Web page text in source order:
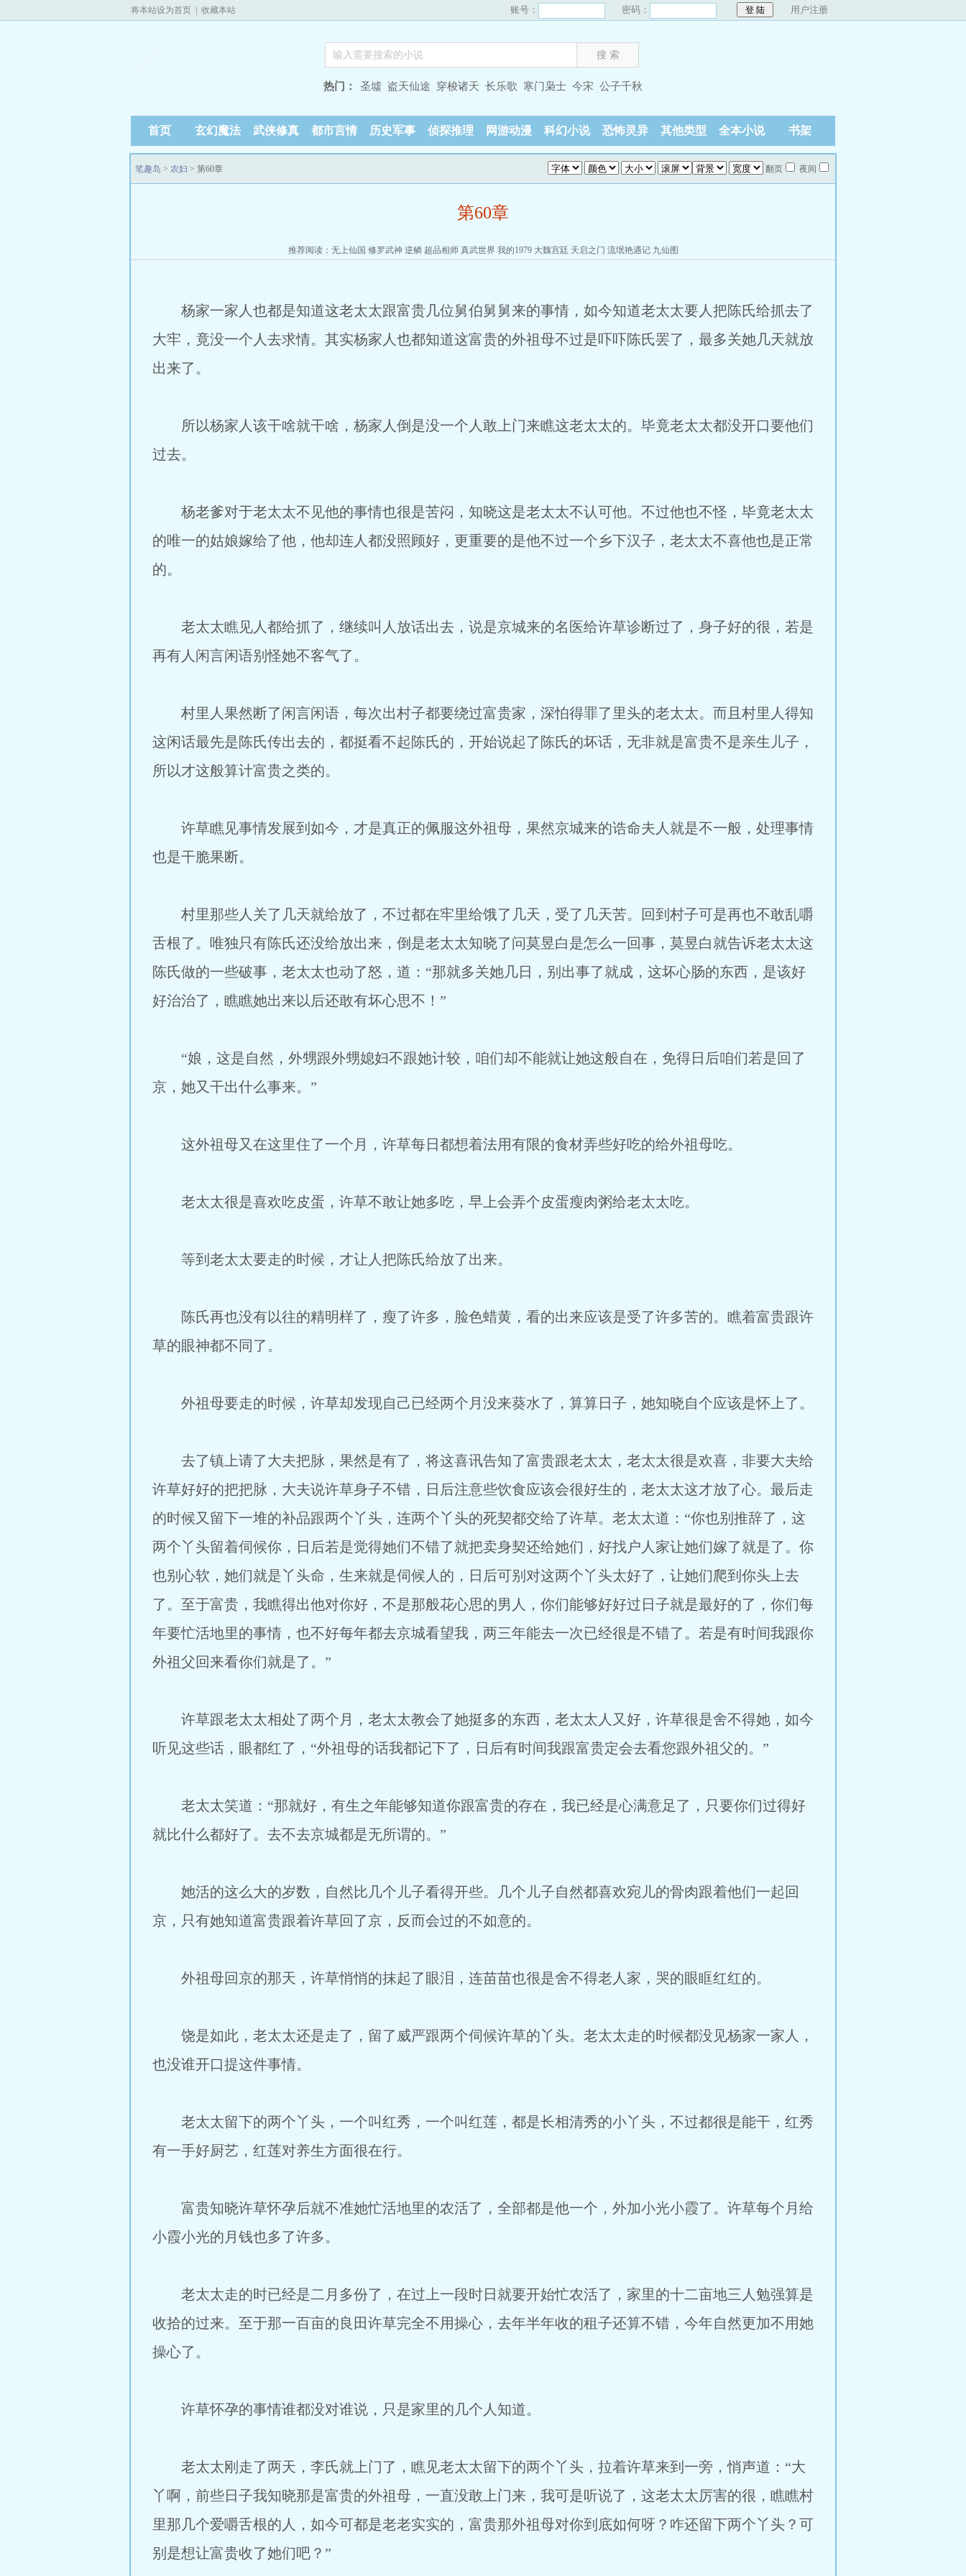
将本站设为首页 收藏本站 账号： 密码： 用户注册
热门： 圣墟 盗天仙途 穿梭诸天 长乐歌 寒门枭士 今宋 公子千秋
首页 玄幻魔法 武侠修真 都市言情 历史军事 侦探推理 网游动漫 科幻小说 恐怖灵异 其他类型 全本小说 书架
笔趣岛 > 农妇 > 第60章 翻页 夜间
第60章
推荐阅读： 无上仙国 修罗武神 逆鳞 超品相师 真武世界 我的1979 大魏宫廷 天启之门 流氓艳遇记 九仙图
杨家一家人也都是知道这老太太跟富贵几位舅伯舅舅来的事情，如今知道老太太要人把陈氏给抓去了
大牢，竟没一个人去求情。其实杨家人也都知道这富贵的外祖母不过是吓吓陈氏罢了，最多关她几天就放
出来了。
所以杨家人该干啥就干啥，杨家人倒是没一个人敢上门来瞧这老太太的。毕竟老太太都没开口要他们
过去。
杨老爹对于老太太不见他的事情也很是苦闷，知晓这是老太太不认可他。不过他也不怪，毕竟老太太
的唯一的姑娘嫁给了他，他却连人都没照顾好，更重要的是他不过一个乡下汉子，老太太不喜他也是正常
的。
老太太瞧见人都给抓了，继续叫人放话出去，说是京城来的名医给许草诊断过了，身子好的很，若是
再有人闲言闲语别怪她不客气了。
村里人果然断了闲言闲语，每次出村子都要绕过富贵家，深怕得罪了里头的老太太。而且村里人得知
这闲话最先是陈氏传出去的，都挺看不起陈氏的，开始说起了陈氏的坏话，无非就是富贵不是亲生儿子，
所以才这般算计富贵之类的。
许草瞧见事情发展到如今，才是真正的佩服这外祖母，果然京城来的诰命夫人就是不一般，处理事情
也是干脆果断。
村里那些人关了几天就给放了，不过都在牢里给饿了几天，受了几天苦。回到村子可是再也不敢乱嚼
舌根了。唯独只有陈氏还没给放出来，倒是老太太知晓了问莫昱白是怎么一回事，莫昱白就告诉老太太这
陈氏做的一些破事，老太太也动了怒，道：“那就多关她几日，别出事了就成，这坏心肠的东西，是该好
好治治了，瞧瞧她出来以后还敢有坏心思不！”
“娘，这是自然，外甥跟外甥媳妇不跟她计较，咱们却不能就让她这般自在，免得日后咱们若是回了
京，她又干出什么事来。”
这外祖母又在这里住了一个月，许草每日都想着法用有限的食材弄些好吃的给外祖母吃。
老太太很是喜欢吃皮蛋，许草不敢让她多吃，早上会弄个皮蛋瘦肉粥给老太太吃。
等到老太太要走的时候，才让人把陈氏给放了出来。
陈氏再也没有以往的精明样了，瘦了许多，脸色蜡黄，看的出来应该是受了许多苦的。瞧着富贵跟许
草的眼神都不同了。
外祖母要走的时候，许草却发现自己已经两个月没来葵水了，算算日子，她知晓自个应该是怀上了。
去了镇上请了大夫把脉，果然是有了，将这喜讯告知了富贵跟老太太，老太太很是欢喜，非要大夫给
许草好好的把把脉，大夫说许草身子不错，日后注意些饮食应该会很好生的，老太太这才放了心。最后走
的时候又留下一堆的补品跟两个丫头，连两个丫头的死契都交给了许草。老太太道：“你也别推辞了，这
两个丫头留着伺候你，日后若是觉得她们不错了就把卖身契还给她们，好找户人家让她们嫁了就是了。你
也别心软，她们就是丫头命，生来就是伺候人的，日后可别对这两个丫头太好了，让她们爬到你头上去
了。至于富贵，我瞧得出他对你好，不是那般花心思的男人，你们能够好好过日子就是最好的了，你们每
年要忙活地里的事情，也不好每年都去京城看望我，两三年能去一次已经很是不错了。若是有时间我跟你
外祖父回来看你们就是了。”
许草跟老太太相处了两个月，老太太教会了她挺多的东西，老太太人又好，许草很是舍不得她，如今
听见这些话，眼都红了，“外祖母的话我都记下了，日后有时间我跟富贵定会去看您跟外祖父的。”
老太太笑道：“那就好，有生之年能够知道你跟富贵的存在，我已经是心满意足了，只要你们过得好
就比什么都好了。去不去京城都是无所谓的。”
她活的这么大的岁数，自然比几个儿子看得开些。几个儿子自然都喜欢宛儿的骨肉跟着他们一起回
京，只有她知道富贵跟着许草回了京，反而会过的不如意的。
外祖母回京的那天，许草悄悄的抹起了眼泪，连苗苗也很是舍不得老人家，哭的眼眶红红的。
饶是如此，老太太还是走了，留了威严跟两个伺候许草的丫头。老太太走的时候都没见杨家一家人，
也没谁开口提这件事情。
老太太留下的两个丫头，一个叫红秀，一个叫红莲，都是长相清秀的小丫头，不过都很是能干，红秀
有一手好厨艺，红莲对养生方面很在行。
富贵知晓许草怀孕后就不准她忙活地里的农活了，全部都是他一个，外加小光小霞了。许草每个月给
小霞小光的月钱也多了许多。
老太太走的时已经是二月多份了，在过上一段时日就要开始忙农活了，家里的十二亩地三人勉强算是
收拾的过来。至于那一百亩的良田许草完全不用操心，去年半年收的租子还算不错，今年自然更加不用她
操心了。
许草怀孕的事情谁都没对谁说，只是家里的几个人知道。
老太太刚走了两天，李氏就上门了，瞧见老太太留下的两个丫头，拉着许草来到一旁，悄声道：“大
丫啊，前些日子我知晓那是富贵的外祖母，一直没敢上门来，我可是听说了，这老太太厉害的很，瞧瞧村
里那几个爱嚼舌根的人，如今可都是老老实实的，富贵那外祖母对你到底如何呀？咋还留下两个丫头？可
别是想让富贵收了她们吧？”